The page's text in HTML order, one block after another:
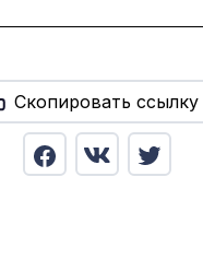
Скопировать ссылку